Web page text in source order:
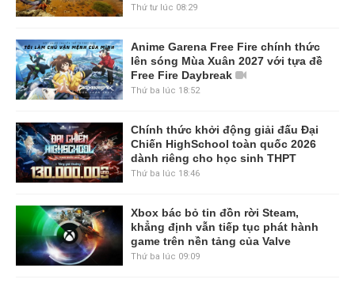
Thứ tư lúc 08:29
Anime Garena Free Fire chính thức
lên sóng Mùa Xuân 2027 với tựa đề
Free Fire Daybreak
Thứ ba lúc 18:52
Chính thức khởi động giải đấu Đại
Chiến HighSchool toàn quốc 2026
dành riêng cho học sinh THPT
Thứ ba lúc 18:46
Xbox bác bỏ tin đồn rời Steam,
khẳng định vẫn tiếp tục phát hành
game trên nền tảng của Valve
Thứ ba lúc 09:09